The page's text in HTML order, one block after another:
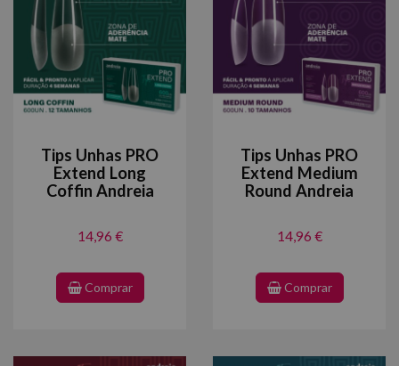
Tips Unhas PRO
Extend Long
Coffin Andreia
14,96 €
Comprar
Tips Unhas PRO
Extend Medium
Round Andreia
14,96 €
Comprar